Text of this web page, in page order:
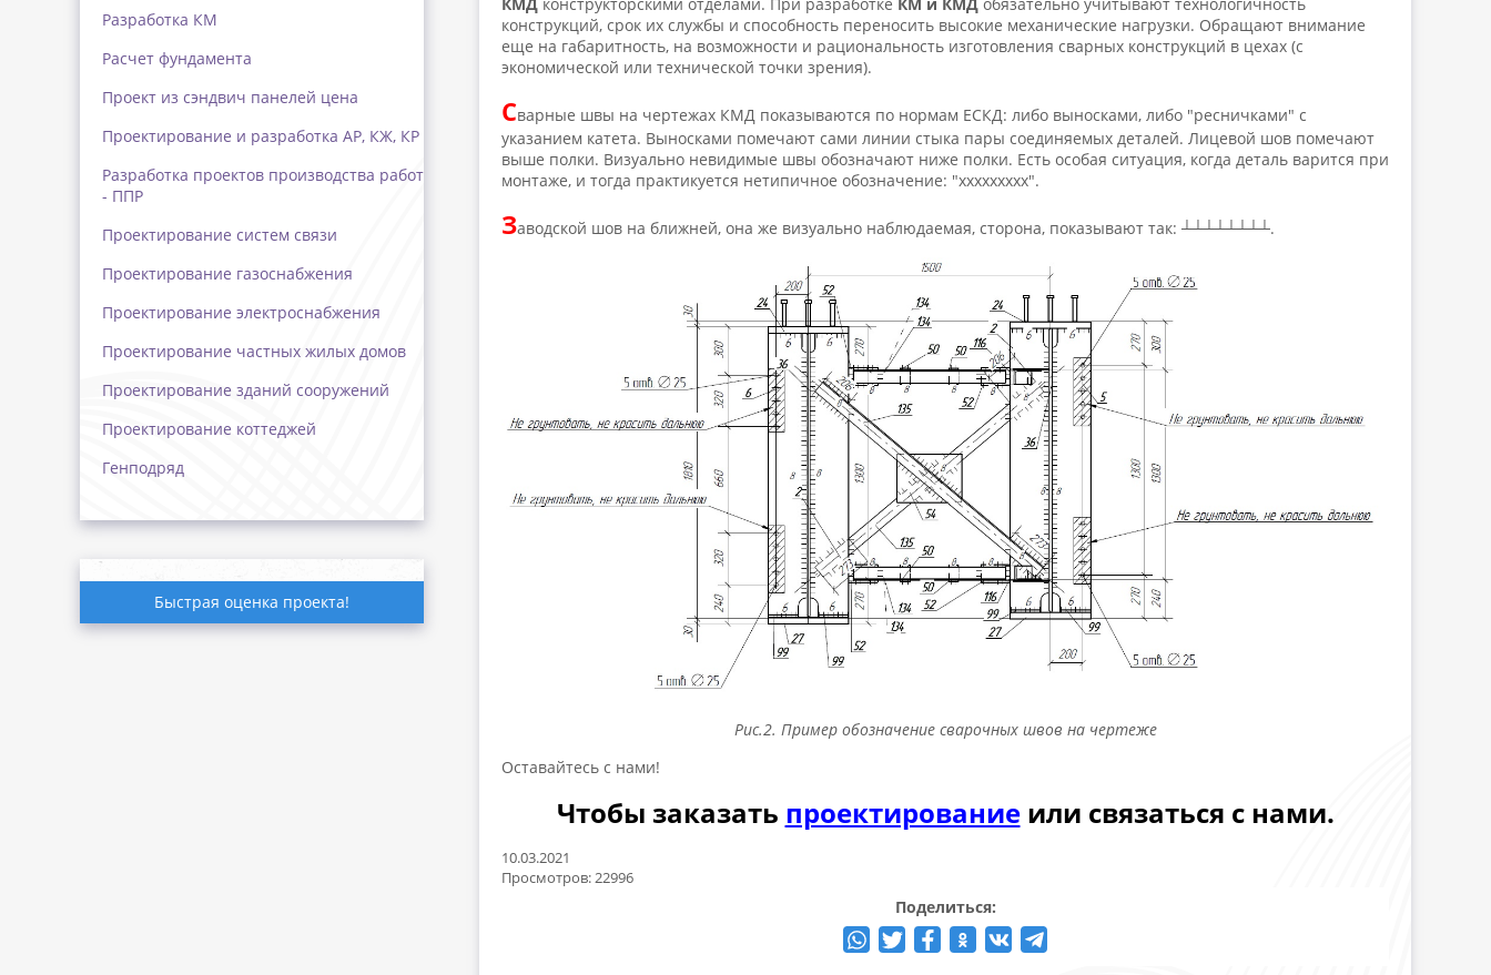
Разработка КМ
Расчет фундамента
Проект из сэндвич панелей цена
Проектирование и разработка АР, КЖ, КР
Разработка проектов производства работ
- ППР
Проектирование систем связи
Проектирование газоснабжения
Проектирование электроснабжения
Проектирование частных жилых домов
Проектирование зданий сооружений
Проектирование коттеджей
Генподряд
Быстрая оценка проекта!
конструкций, срок их службы и способность переносить высокие механические нагрузки. Обращают внимание
еще на габаритность, на возможности и рациональность изготовления сварных конструкций в цехах (с
экономической или технической точки зрения).
Сварные швы на чертежах КМД показываются по нормам ЕСКД: либо выносками, либо "ресничками" с
указанием катета. Выносками помечают сами линии стыка пары соединяемых деталей. Лицевой шов помечают
выше полки. Визуально невидимые швы обозначают ниже полки. Есть особая ситуация, когда деталь варится при
монтаже, и тогда практикуется нетипичное обозначение: "ххххххххх".
Заводской шов на ближней, она же визуально наблюдаемая, сторона, показывают так: ┴┴┴┴┴┴┴┴.
Рис.2. Пример обозначение сварочных швов на чертеже
Оставайтесь с нами!
Чтобы заказать проектированиеили связаться с нами.
10.03.2021
Просмотров: 22996
Поделиться: